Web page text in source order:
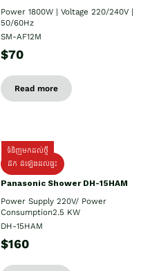
Power 1800W | Voltage 220/240V |
50/60Hz
SM-AF12M
$70
Read more
ទំនិញមកដល់ថ្មី
ដឹក ដំឡើងដល់ផ្ទះ
Panasonic Shower DH-15HAM
Power Supply​ 220V/ Power
Consumption2.5 KW
DH-15HAM
$160